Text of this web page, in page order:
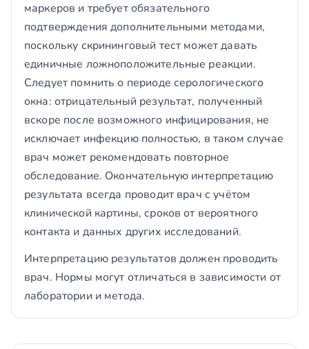
маркеров и требует обязательного
подтверждения дополнительными методами,
поскольку скрининговый тест может давать
единичные ложноположительные реакции.
Следует помнить о периоде серологического
окна: отрицательный результат, полученный
вскоре после возможного инфицирования, не
исключает инфекцию полностью, в таком случае
врач может рекомендовать повторное
обследование. Окончательную интерпретацию
результата всегда проводит врач с учётом
клинической картины, сроков от вероятного
контакта и данных других исследований.
Интерпретацию результатов должен проводить
врач. Нормы могут отличаться в зависимости от
лаборатории и метода.